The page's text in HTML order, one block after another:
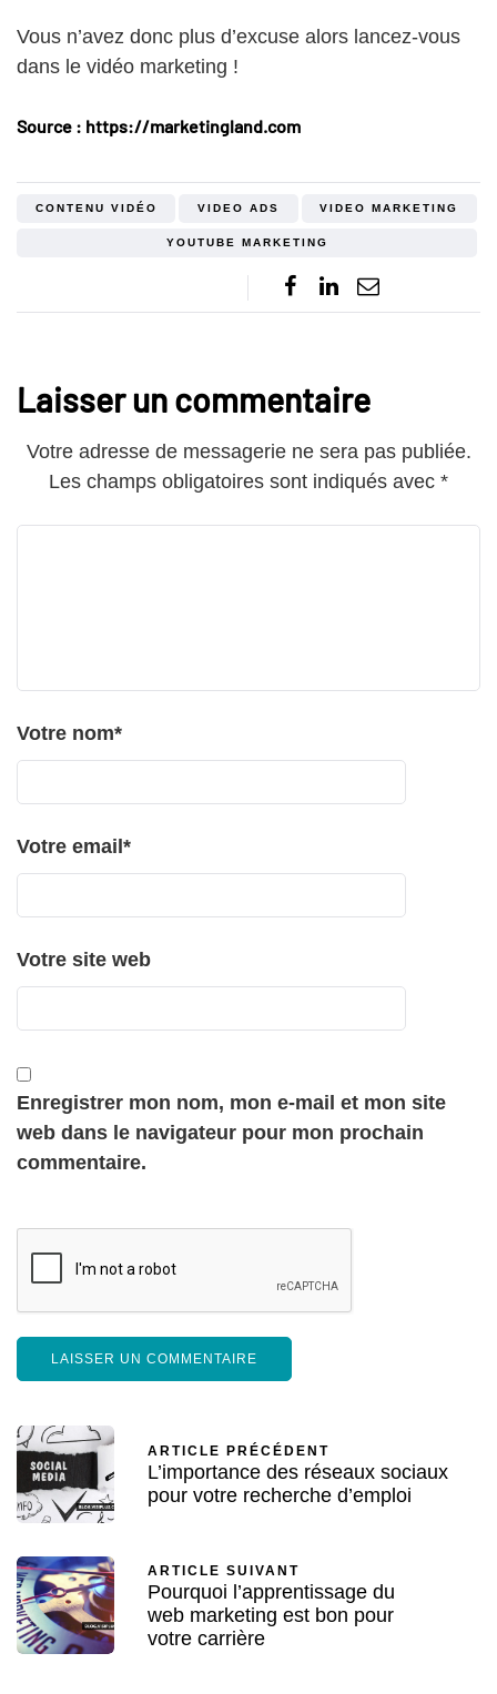
Vous n’avez donc plus d’excuse alors lancez-vous
dans le vidéo marketing !
Source : https://marketingland.com
CONTENU VIDÉO VIDEO ADS VIDEO MARKETING
YOUTUBE MARKETING
Laisser un commentaire
Votre adresse de messagerie ne sera pas publiée.
Les champs obligatoires sont indiqués avec *
Votre nom*
Votre email *
Votre site web
Enregistrer mon nom, mon e-mail et mon site
web dans le navigateur pour mon prochain
commentaire.
ARTICLE PRÉCÉDENT
L’importance des réseaux sociaux
pour votre recherche d’emploi
ARTICLE SUIVANT
Pourquoi l’apprentissage du
web marketing est bon pour
votre carrière